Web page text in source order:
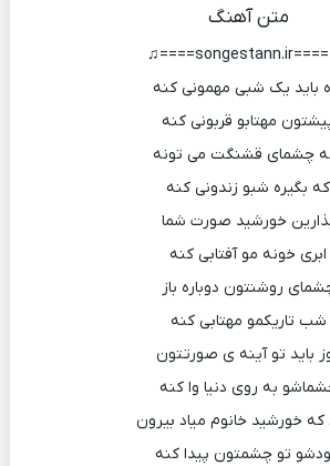
متن آهنگ
باید یک شبی مهمونی کنه
مهتابو قربونی کنه
چشمای قشنگت می تونه
که بگیره شبو زندونی کنه
خورشید صورت شما
ابری خونه مو آفتابی کنه
روشنتون دوباره باز
شب تاریکمو مهتابی کنه
باید تو آینه ی صورتتون
به روی دنیا وا کنه
که خورشید خانوم میاد بیرون
تو چشمتون پیدا کنه